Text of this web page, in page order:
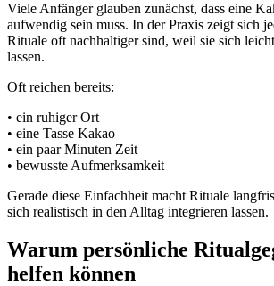
Viele Anfänger glauben zunächst, dass eine
aufwendig sein muss. In der Praxis zeigt sich
Rituale oft nachhaltiger sind, weil sie sich
lassen.
Oft reichen bereits:
• ein ruhiger Ort
• eine Tasse Kakao
• ein paar Minuten Zeit
• bewusste Aufmerksamkeit
Gerade diese Einfachheit macht Rituale
sich realistisch in den Alltag integrieren lassen.
Warum persönliche
helfen können